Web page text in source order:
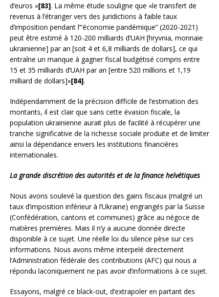
d’euros »[83]. La même étude souligne que «le transfert de
revenus à l’étranger vers des juridictions à faible taux
d’imposition pendant l’“économie pandémique” (2020-2021)
peut être estimé à 120-200 milliards d’UAH [hryvnia, monnaie
ukrainienne] par an [soit 4 et 6,8 milliards de dollars], ce qui
entraîne un manque à gagner fiscal budgétisé compris entre
15 et 35 milliards d’UAH par an [entre 520 millions et 1,19
milliard de dollars]»[84].
Indépendamment de la précision difficile de l’estimation des
montants, il est clair que sans cette évasion fiscale, la
population ukrainienne aurait plus de facilité à récupérer une
tranche significative de la richesse sociale produite et de limiter
ainsi la dépendance envers les institutions financières
internationales.
La grande discrétion des autorités et de la finance helvétiques
Nous avons soulevé la question des gains fiscaux (malgré un
taux d’imposition inférieur à l’Ukraine) engrangés par la Suisse
(Confédération, cantons et communes) grâce au négoce de
matières premières. Mais il n’y a aucune donnée directe
disponible à ce sujet. Une réelle loi du silence pèse sur ces
informations. Nous avons même interpelé directement
l’Administration fédérale des contributions (AFC) qui nous a
répondu laconiquement ne pas avoir d’informations à ce sujet.
Essayons, malgré ce black-out, d’extrapoler en partant des